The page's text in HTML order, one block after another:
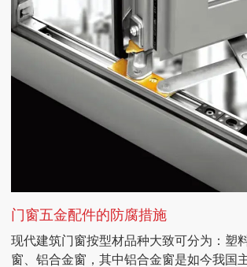
门窗五金配件的防腐措施
现代建筑门窗按型材品种大致可分为：塑
窗、铝合金窗，其中铝合金窗是如今我国